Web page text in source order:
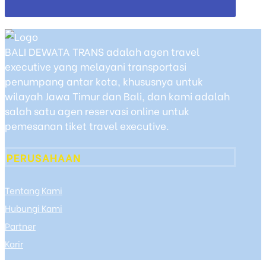
BALI DEWATA TRANS adalah agen travel
executive yang melayani transportasi
penumpang antar kota, khususnya untuk
wilayah Jawa Timur dan Bali, dan kami adalah
salah satu agen reservasi online untuk
pemesanan tiket travel executive.
PERUSAHAAN
Tentang Kami
Hubungi Kami
Partner
Karir